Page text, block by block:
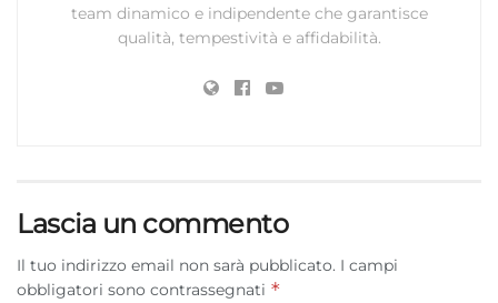
team dinamico e indipendente che garantisce
qualità, tempestività e affidabilità.
Lascia un commento
Il tuo indirizzo email non sarà pubblicato. I campi
obbligatori sono contrassegnati *